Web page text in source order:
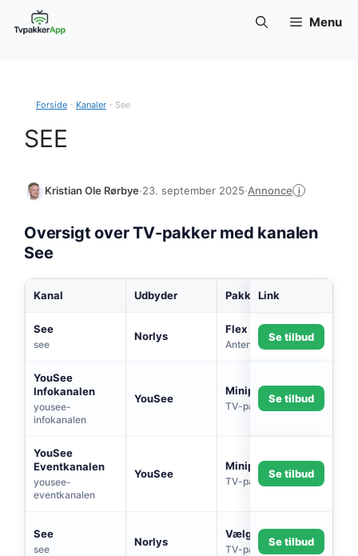
Menu
Forside - Kanaler - See
SEE
Kristian Ole Rørbye·23. september 2025·Annonce i
Oversigt over TV-pakker med kanalen
See
Kanal Udbyder Pakke Link
See
see
Norlys
Flex (via antenne)
Antenne
Se tilbud
YouSee
Infokanalen
yousee-
infokanalen
YouSee
Minipakke
TV-pakke
Se tilbud
YouSee
Eventkanalen
yousee-
eventkanalen
YouSee
Minipakke
TV-pakke
Se tilbud
See
see
Norlys
Vælg 4
TV-pakke
Se tilbud